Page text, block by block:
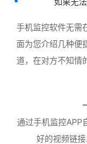
手机监控软件无需
面为您介绍几种便
道，在对方不知情
通过手机监控APP
好的视频链